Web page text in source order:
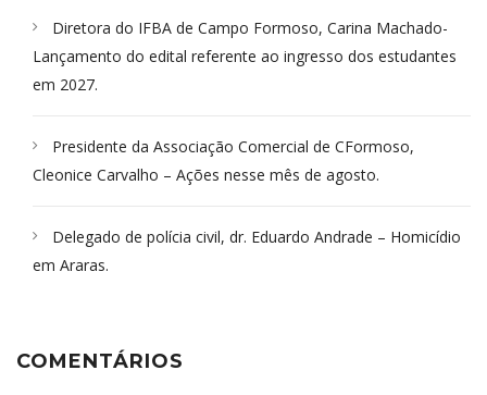
Diretora do IFBA de Campo Formoso, Carina Machado-
Lançamento do edital referente ao ingresso dos estudantes
em 2027.
Presidente da Associação Comercial de CFormoso,
Cleonice Carvalho – Ações nesse mês de agosto.
Delegado de polícia civil, dr. Eduardo Andrade – Homicídio
em Araras.
COMENTÁRIOS